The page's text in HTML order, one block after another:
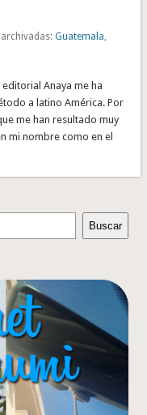
archivadas:Guatemala
Anaya me ha
a latino América. Por
me han resultado muy
mi nombre como en el
Buscar